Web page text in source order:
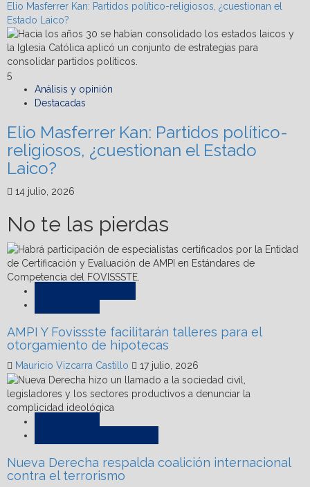
Elio Masferrer Kan: Partidos político-religiosos, ¿cuestionan el
Estado Laico?
5
Análisis y opinión
Destacadas
Elio Masferrer Kan: Partidos político-
religiosos, ¿cuestionan el Estado
Laico?
14 julio, 2026
No te las pierdas
AMPI Y Fovissste facilitarán talleres para el
otorgamiento de hipotecas
Mauricio Vizcarra Castillo 17 julio, 2026
Nueva Derecha respalda coalición internacional
contra el terrorismo